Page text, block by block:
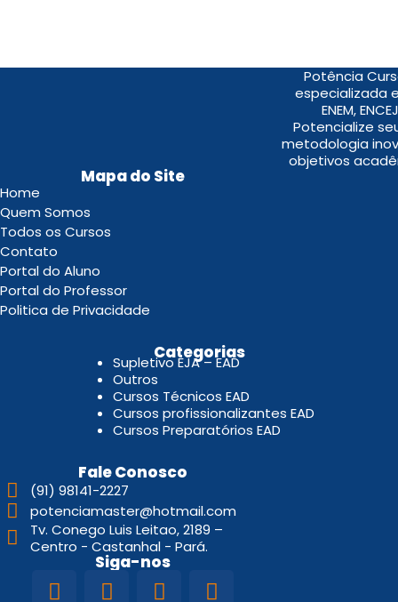
Potência
especializada
ENEM,
Potencialize
metodologia
objetivos
Mapa do Site
Home
Quem Somos
Todos os Cursos
Contato
Portal do Aluno
Portal do Professor
Politica de Privacidade
Categorias
Supletivo EJA – EAD
Outros
Cursos Técnicos EAD
Cursos profissionalizantes EAD
Cursos Preparatórios EAD
Fale Conosco
(91) 98141-2227
potenciamaster@hotmail.com
Tv. Conego Luis Leitao, 2189 –
Centro - Castanhal - Pará.
Siga-nos